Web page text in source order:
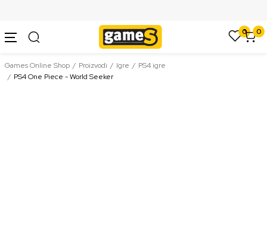
0 0
Games Online Shop Proizvodi Igre
PS4 igre
PS4 One Piece - World Seeker